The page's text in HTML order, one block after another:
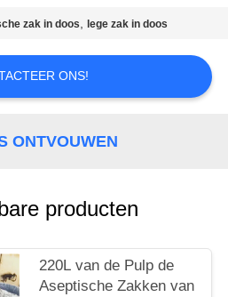
zak in doos, lege zak in doos
ONS!
ONTVOUWEN
producten
220L van de Pulp de
Aseptische Zakken van